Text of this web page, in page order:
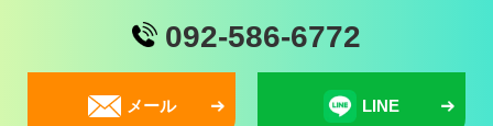
092-586-6772
メール LINE